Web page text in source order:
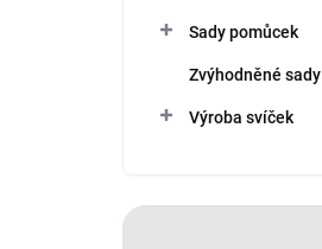
Sady pomůcek
Zvýhodněné sady
Výroba svíček